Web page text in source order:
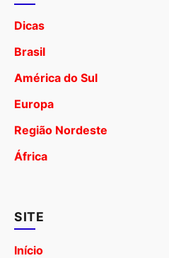
Dicas
Brasil
América do Sul
Europa
Região Nordeste
África
SITE
Início